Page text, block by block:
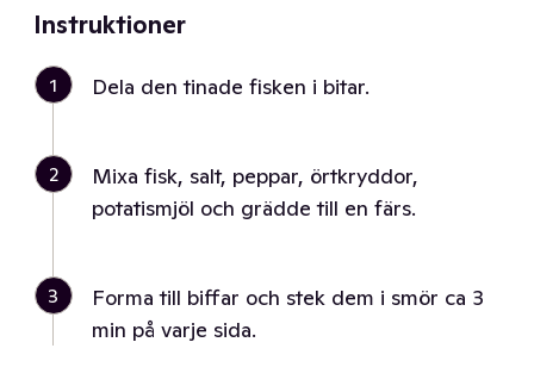
Instruktioner
1 Dela den tinade fisken i bitar.
2
Mixa fisk, salt, peppar, örtkryddor,
potatismjöl och grädde till en färs.
3
Forma till biffar och stek dem i smör ca 3
min på varje sida.